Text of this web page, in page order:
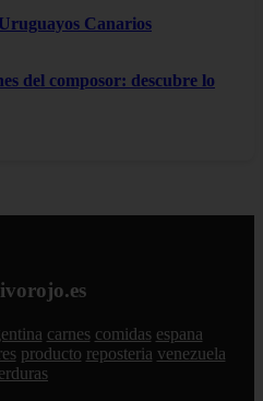
Canarios
del composor: descubre lo
carnes comidas espana
producto reposteria venezuela